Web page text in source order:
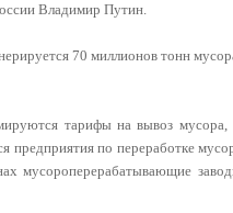
Владимир Путин.
70 миллионов тонн
тарифы на вывоз
предприятия по переработке
мусороперерабатывающие